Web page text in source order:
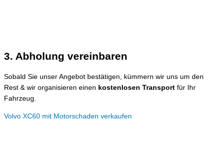
3. Abholung vereinbaren
Sobald Sie unser Angebot bestätigen, kümmern wir uns um den
Rest & wir organisieren einen kostenlosen Transport für Ihr
Fahrzeug.
Volvo XC60 mit Motorschaden verkaufen